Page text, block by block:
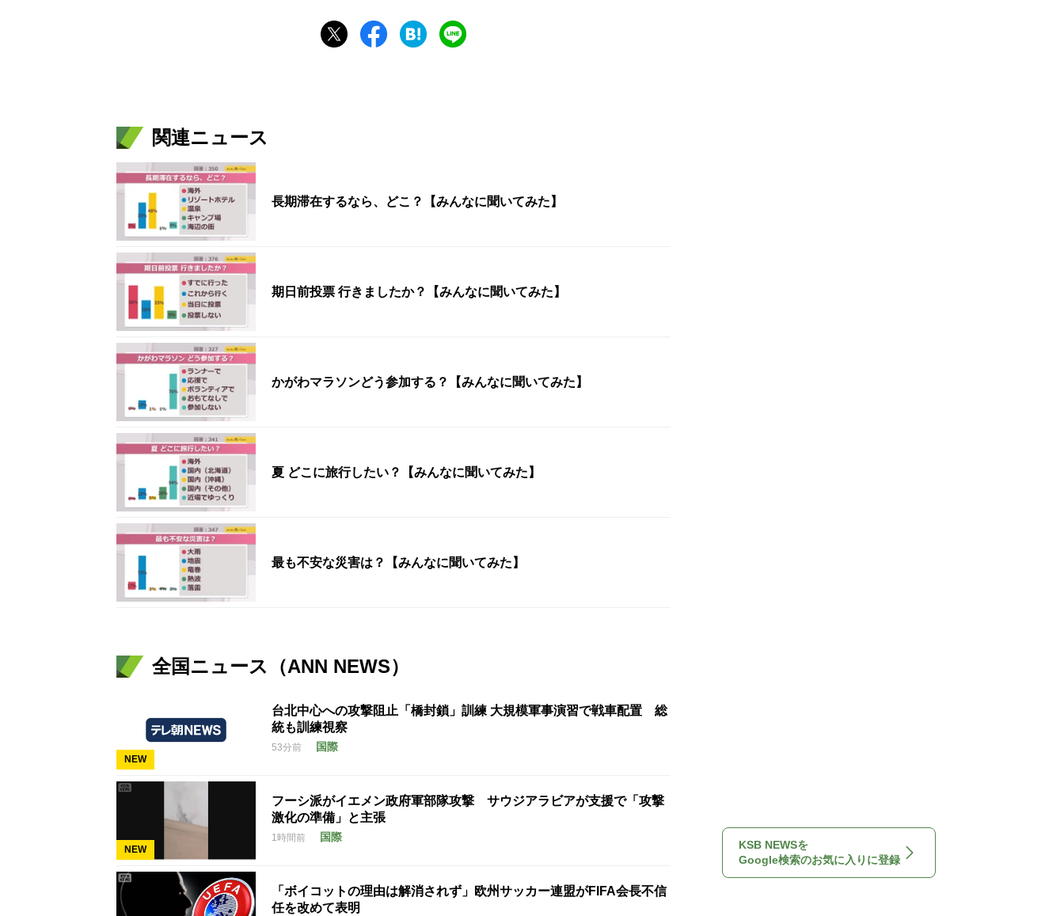
関連ニュース
長期滞在するなら、どこ？【みんなに聞いてみた】
期日前投票 行きましたか？【みんなに聞いてみた】
かがわマラソンどう参加する？【みんなに聞いてみた】
夏 どこに旅行したい？【みんなに聞いてみた】
最も不安な災害は？【みんなに聞いてみた】
全国ニュース（ANN NEWS）
NEW
台北中心への攻撃阻止「橋封鎖」訓練 大規模軍事演習で戦車配置 総
統も訓練視察
53分前 国際
NEW
フーシ派がイエメン政府軍部隊攻撃 サウジアラビアが支援で「攻撃
激化の準備」と主張
1時間前 国際
「ボイコットの理由は解消されず」欧州サッカー連盟がFIFA会長不信
任を改めて表明
KSB NEWSを
Google検索のお気に入りに登録